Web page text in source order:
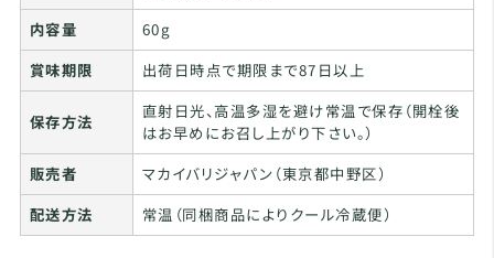
内容量
60g
賞味期限
出荷日時点で期限まで87日以上
保存方法
直射日光、高温多湿を避け常温で保存（開栓後
はお早めにお召し上がり下さい。）
販売者
マカイバリジャパン（東京都中野区）
配送方法
常温（同梱商品によりクール冷蔵便）